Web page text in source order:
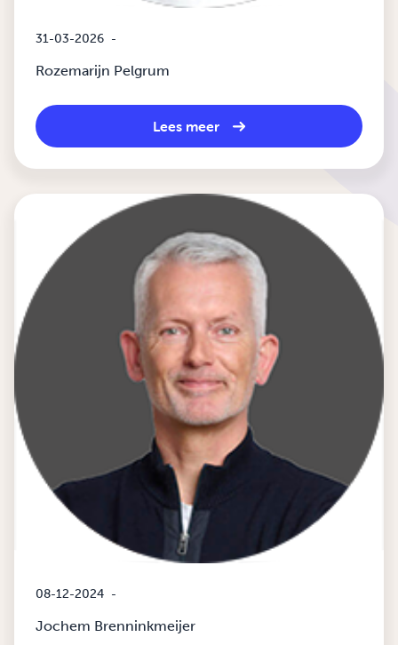
31-03-2026 -
Rozemarijn Pelgrum
Lees meer
08-12-2024 -
Jochem Brenninkmeijer